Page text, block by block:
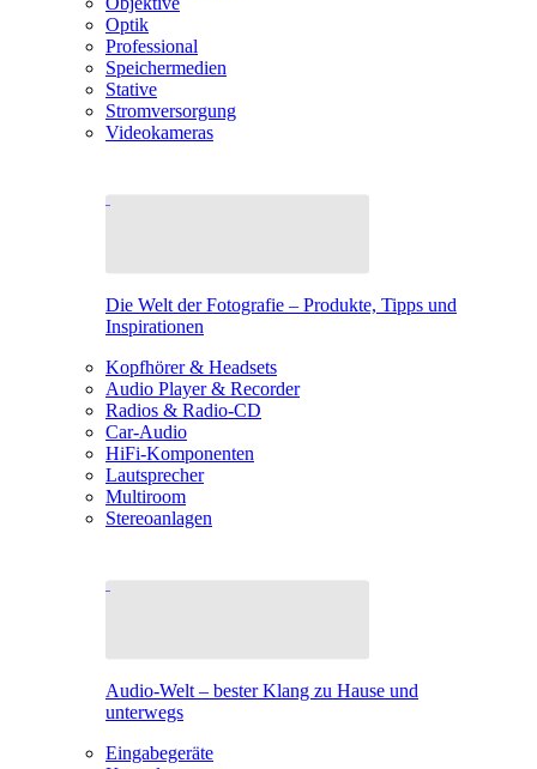
Optik
Professional
Speichermedien
Stative
Stromversorgung
Videokameras
Die Welt der Fotografie – Produkte, Tipps und
Inspirationen
Kopfhörer & Headsets
Audio Player & Recorder
Radios & Radio-CD
Car-Audio
HiFi-Komponenten
Lautsprecher
Multiroom
Stereoanlagen
Audio-Welt – bester Klang zu Hause und
unterwegs
Eingabegeräte